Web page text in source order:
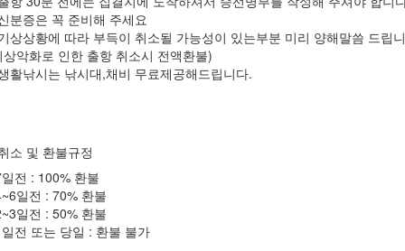
분증은 꼭 준비해 주세요
상상황에 따라 부득이 취소될 가능성이 있는부분 미리 양해말씀 드립
상악화로 인한 출항 취소시 전액환불)
활낚시는 낚시대,채비 무료제공해드립니다.
소 및 환불규정
전 : 100% 환불
일전 : 70% 환불
일전 : 50% 환불
전 또는 당일 : 환불 불가